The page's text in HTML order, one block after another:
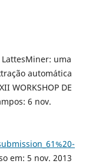
LattesMiner: uma
automática
WORKSHOP DE
6 nov.
em: 5 nov. 2013